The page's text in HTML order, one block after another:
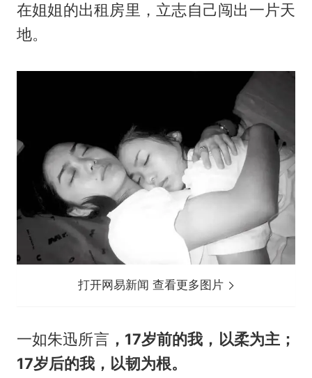
在姐姐的出租房里，立志自己闯出一片天
地。
打开网易新闻 查看更多图片
一如朱迅所言 ，17岁前的我，以柔为主；
17岁后的我，以韧为根。